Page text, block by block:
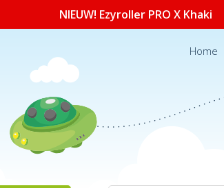
NIEUW! Ezyroller PRO X Khaki
Home